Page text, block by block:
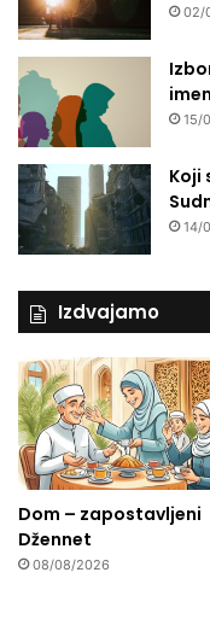
02/
15/
Koji
14/
Izdvajamo
Dom – zapostavljeni
Džennet
08/08/2026